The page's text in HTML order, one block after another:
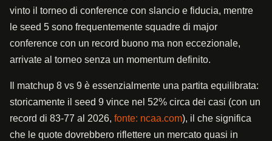
vinto il torneo di conference con slancio e fiducia, mentre
le seed 5 sono frequentemente squadre di major
conference con un record buono ma non eccezionale,
arrivate al torneo senza un momentum definito.
Il matchup 8 vs 9 è essenzialmente una partita equilibrata:
storicamente il seed 9 vince nel 52% circa dei casi (con un
record di 83-77 al 2026, fonte: ncaa.com), il che significa
che le quote dovrebbero riflettere un mercato quasi in